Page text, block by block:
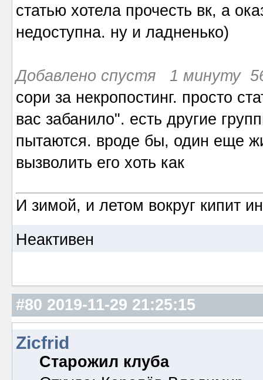
статью хотела прочесть вк, а
недоступна. ну и ладненько)
Добавлено спустя 1 минуту
сори за некропостинг. просто
вас забанило". есть другие
пытаются. вроде бы, один еще
вызволить его хоть как
И зимой, и летом вокруг кипит
Неактивен
#80 2019-11-29 21:25:15
Zicfrid
Старожил клуба